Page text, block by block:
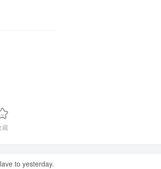
藏
to yesterday.